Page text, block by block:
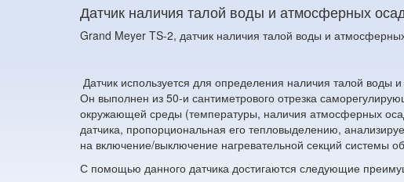
Датчик наличия талой воды и атмосферных
Grand Meyer TS-2, датчик наличия талой воды и
Датчик используется для определения наличия талой
Он выполнен из 50-и сантиметрового отрезка
окружающей среды (температуры, наличия атмосферных
датчика, пропорциональная его тепловыделению,
на включение/выключение нагревательной секций системы
С помощью данного датчика достигаются следующие